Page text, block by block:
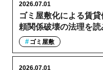
ゴミ屋敷化による賃
頼関係破壊の法理を読
2026.07.01
ゴミ屋敷
2026.07.01